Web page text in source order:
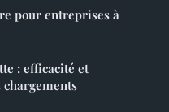
pour entreprises à
: efficacité et